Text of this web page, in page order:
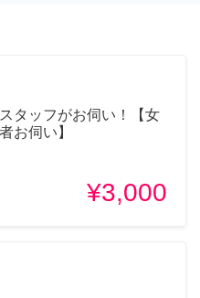
タッフがお伺い！【女
お伺い】
¥3,000